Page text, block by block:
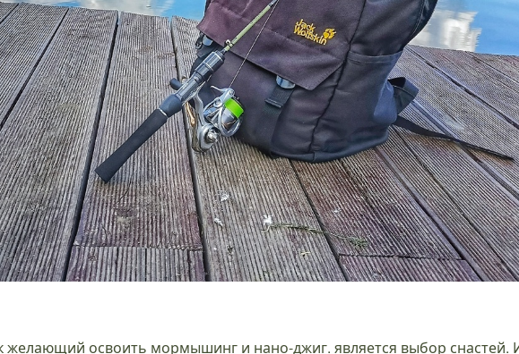
желающий освоить мормышинг и нано-джиг. является выбор снастей.